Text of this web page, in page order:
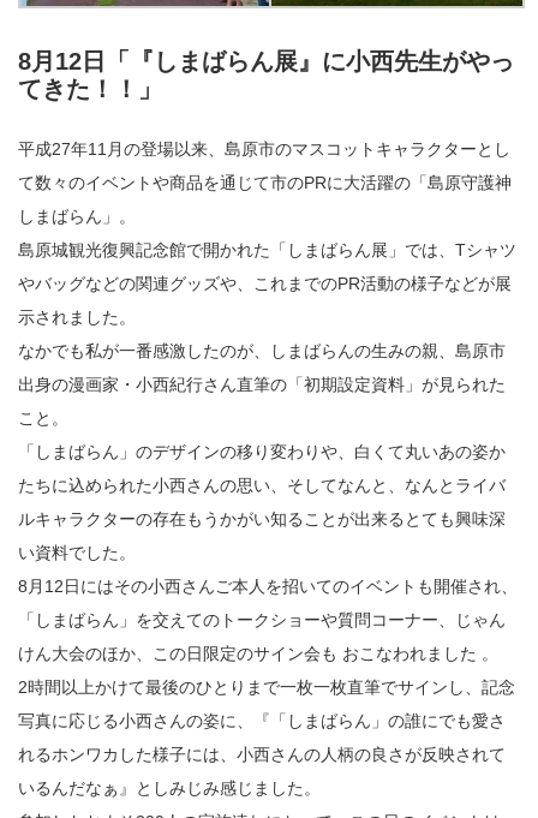
8月12日「『しまばらん展』に小西先生がやっ
てきた！！」
平成27年11月の登場以来、島原市のマスコットキャラクターとし
て数々のイベントや商品を通じて市のPRに大活躍の「島原守護神
しまばらん」。
島原城観光復興記念館で開かれた「しまばらん展」では、Tシャツ
やバッグなどの関連グッズや、これまでのPR活動の様子などが展
示されました。
なかでも私が一番感激したのが、しまばらんの生みの親、島原市
出身の漫画家・小西紀行さん直筆の「初期設定資料」が見られた
こと。
「しまばらん」のデザインの移り変わりや、白くて丸いあの姿か
たちに込められた小西さんの思い、そしてなんと、なんとライバ
ルキャラクターの存在もうかがい知ることが出来るとても興味深
い資料でした。
8月12日にはその小西さんご本人を招いてのイベントも開催され、
「しまばらん」を交えてのトークショーや質問コーナー、じゃん
けん大会のほか、この日限定のサイン会も おこなわれました 。
2時間以上かけて最後のひとりまで一枚一枚直筆でサインし、記念
写真に応じる小西さんの姿に、『「しまばらん」の誰にでも愛さ
れるホンワカした様子には、小西さんの人柄の良さが反映されて
いるんだなぁ』としみじみ感じました。